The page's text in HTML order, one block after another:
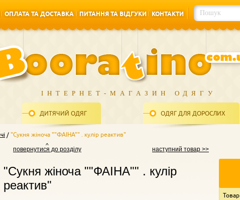
ОПЛАТА ТА ДОСТАВКА
ПИТАННЯ ТА ВІДГУКИ
КОНТАКТИ
ІНТЕРНЕТ-МАГАЗИН ОДЯГУ
ДИТЯЧИЙ ОДЯГ ОДЯГ ДЛЯ ДОРОСЛИХ
"Сукня жіноча ""ФАІНА"" . кулір реактив"
Товар
наступний товар >>
повернутися до розділу
"Сукня жіноча ""ФАІНА"" . кулір
реактив"